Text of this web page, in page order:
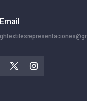
Email